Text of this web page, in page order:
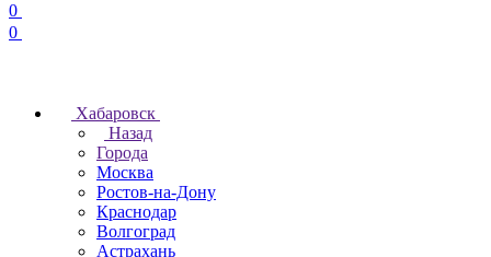
0
0
Хабаровск
Назад
Города
Москва
Ростов-на-Дону
Краснодар
Волгоград
Астрахань